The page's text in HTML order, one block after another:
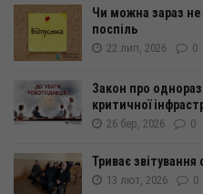
Чи можна зараз не
поспіль
22 лип, 2026 0
Закон про
критичної
26 бер, 2026 0
Триває звітування
13 лют, 2026 0